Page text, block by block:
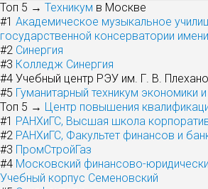
Топ 5 → Техникум в Москве
#1 Академическое музыкальное
государственной консерватории
#2 Синергия
#3 Колледж Синергия
#4 Учебный центр РЭУ им. Г. В.
#5 Гуманитарный техникум экономики
Топ 5 → Центр повышения
#1 РАНХиГС, Высшая школа
#2 РАНХиГС, Факультет финансов и
#3 ПромСтройГаз
#4 Московский финансово-
Учебный корпус Семеновский